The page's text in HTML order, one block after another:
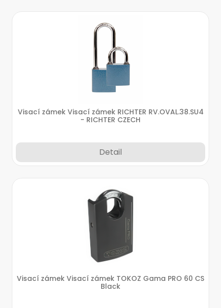
Visací zámek Visací zámek RICHTER RV.OVAL.38.SU4
- RICHTER CZECH
Detail
Visací zámek Visací zámek TOKOZ Gama PRO 60 CS
Black